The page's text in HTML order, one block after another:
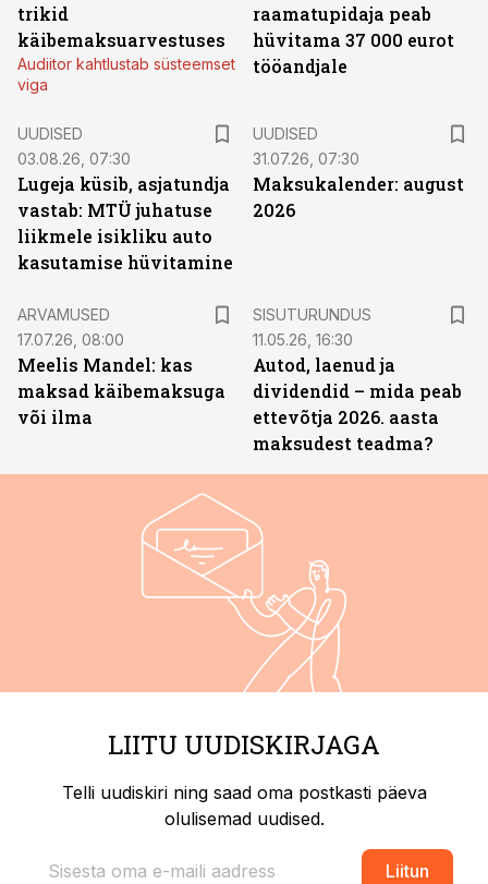
trikid
käibemaksuarvestuses
Audiitor kahtlustab süsteemset
viga
raamatupidaja peab
hüvitama 37 000 eurot
tööandjale
UUDISED
03.08.26, 07:30
Lugeja küsib, asjatundja
vastab: MTÜ juhatuse
liikmele isikliku auto
kasutamise hüvitamine
UUDISED
31.07.26, 07:30
Maksukalender: august
2026
ARVAMUSED
17.07.26, 08:00
Meelis Mandel: kas
maksad käibemaksuga
või ilma
SISUTURUNDUS
11.05.26, 16:30
Autod, laenud ja
dividendid – mida peab
ettevõtja 2026. aasta
maksudest teadma?
LIITU UUDISKIRJAGA
Telli uudiskiri ning saad oma postkasti päeva
olulisemad uudised.
Liitun